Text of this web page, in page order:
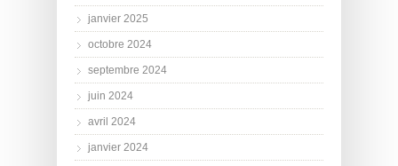
janvier 2025
octobre 2024
septembre 2024
juin 2024
avril 2024
janvier 2024